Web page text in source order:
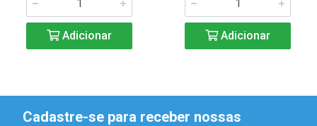
Adicionar Adicionar
Cadastre-se para receber nossas